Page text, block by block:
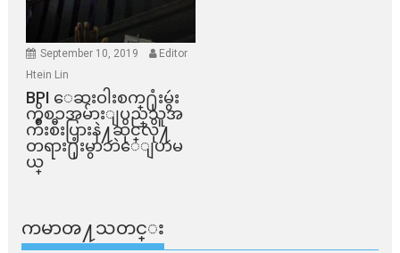
September 10, 2019
Editor
Htein Lin
BPI ​ေဆးဝါးစက္​႐ုံးမွဴး
ကိစၥအမ်ားျပည္​သူအ
က်ိဳးစီးပြားနဲ႔ဆိုင္​လို႔
တရား႐ုံးမွာဘဲေျပာမ
ယ္​
ကမာၻ႔သတင္း